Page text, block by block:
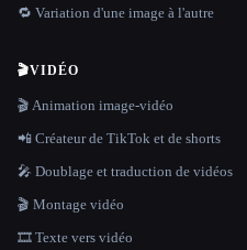
🔁 Variation d'une image à l'autre
🎬VIDÉO
🎬 Animation image-vidéo
📲 Créateur de TikTok et de shorts
🎤 Doublage et traduction de vidéos
🎬 Montage vidéo
🎞️ Texte vers vidéo